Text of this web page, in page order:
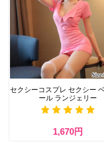
セクシーコスプレ セクシー
ール ランジェリー
1,670円